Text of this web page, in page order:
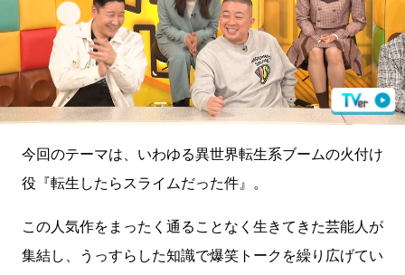
今回のテーマは、いわゆる異世界転生系ブームの火付け
役『転生したらスライムだった件』。
この人気作をまったく通ることなく生きてきた芸能人が
集結し、うっすらした知識で爆笑トークを繰り広げてい